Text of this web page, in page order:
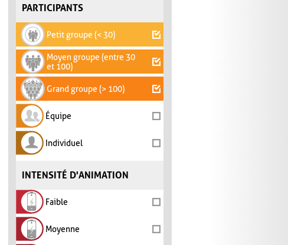
PARTICIPANTS
Petit groupe (< 30)
Moyen groupe (entre 30
et 100)
Grand groupe (> 100)
Équipe
Individuel
INTENSITÉ D'ANIMATION
Faible
Moyenne